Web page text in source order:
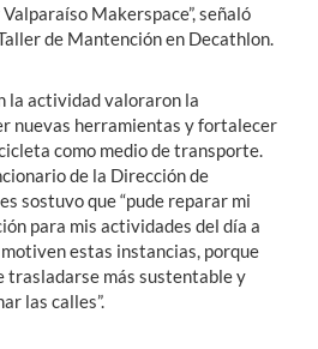
Makerspace”, señaló
de Mantención en Decathlon.
la actividad valoraron la
nuevas herramientas y fortalecer
como medio de transporte.
de la Dirección de
sostuvo que “pude reparar mi
para mis actividades del día a
motiven estas instancias, porque
trasladarse más sustentable y
las calles”.